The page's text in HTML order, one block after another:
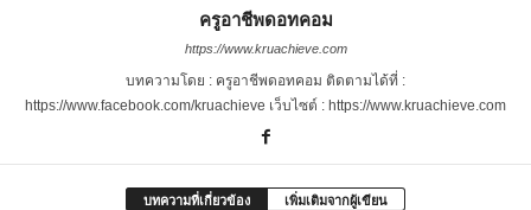
ครูอาชีพดอทคอม
https://www.kruachieve.com
บทความโดย : ครูอาชีพดอทคอม ติดตามได้ที่ :
https://www.facebook.com/kruachieve เว็บไซต์ : https://www.kruachieve.com
บทความที่เกี่ยวข้อง เพิ่มเติมจากผู้เขียน